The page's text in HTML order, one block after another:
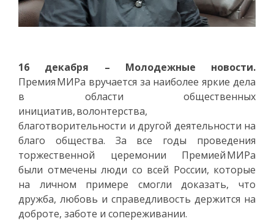
16 декабря – Молодежные новости.
Премия МИРа вручается за наиболее яркие дела
в области общественных
инициатив, волонтерства,
благотворительности и другой деятельности на
благо общества. За все годы проведения
торжественной церемонии Премией МИРа
были отмечены люди со всей России, которые
на личном примере смогли доказать, что
дружба, любовь и справедливость держится на
доброте, заботе и сопереживании.